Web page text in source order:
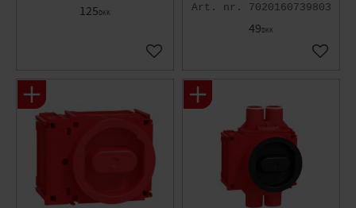
125DKK
Gem som favorit
7020160739803
49DKK
Gem